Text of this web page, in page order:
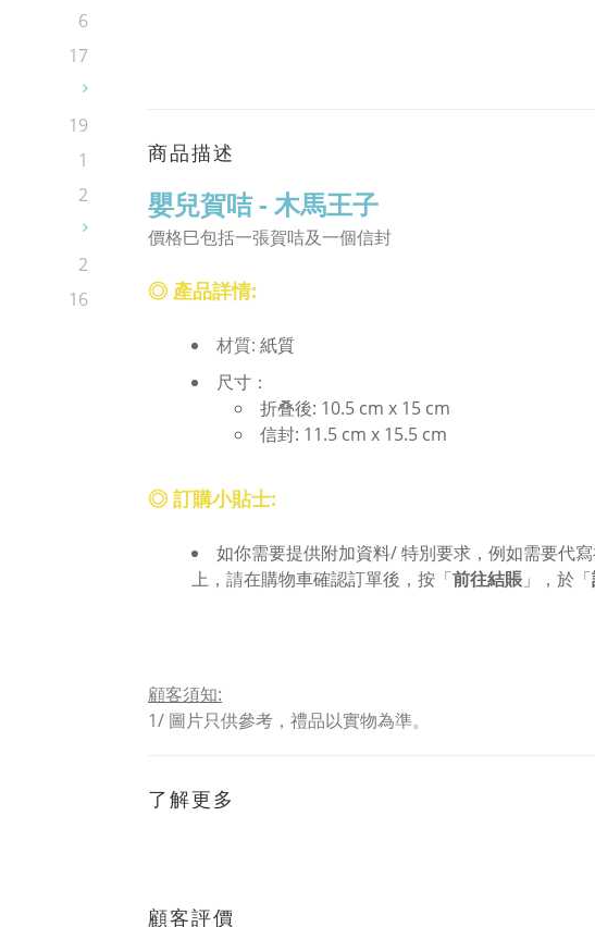
6
17
19
1
2
2
16
商品描述
嬰兒賀咭 - 木馬王子
價格巳包括一張賀咭及一個信封
◎ 產品詳情:
材質: 紙質
尺寸：
折叠後: 10.5 cm x 15 cm
信封: 11.5 cm x 15.5 cm
◎ 訂購小貼士:
如你需要提供附加資料/ 特別要求，例如需要代
上， 請在購物車確認訂單後，按「前往結賬 」，於「
顧客須知:
1/ 圖片只供參考，禮品以實物為準。
了解更多
顧客評價